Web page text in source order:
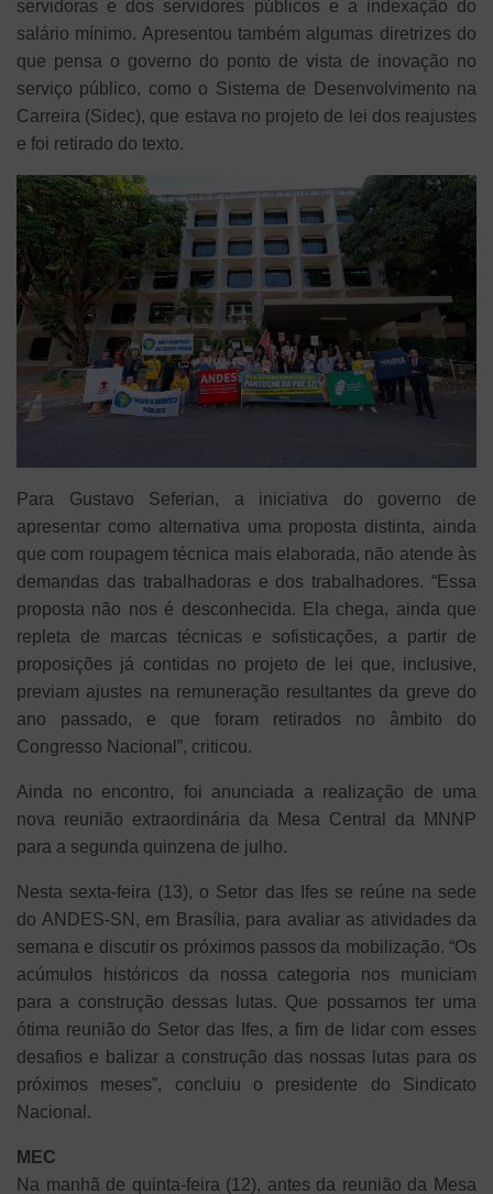
servidoras e dos servidores públicos e a indexação do
salário mínimo. Apresentou também algumas diretrizes do
que pensa o governo do ponto de vista de inovação no
serviço público, como o Sistema de Desenvolvimento na
Carreira (Sidec), que estava no projeto de lei dos reajustes
e foi retirado do texto.
Para Gustavo Seferian, a iniciativa do governo de
apresentar como alternativa uma proposta distinta, ainda
que com roupagem técnica mais elaborada, não atende às
demandas das trabalhadoras e dos trabalhadores. “Essa
proposta não nos é desconhecida. Ela chega, ainda que
repleta de marcas técnicas e sofisticações, a partir de
proposições já contidas no projeto de lei que, inclusive,
previam ajustes na remuneração resultantes da greve do
ano passado, e que foram retirados no âmbito do
Congresso Nacional”, criticou.
Ainda no encontro, foi anunciada a realização de uma
nova reunião extraordinária da Mesa Central da MNNP
para a segunda quinzena de julho.
Nesta sexta-feira (13), o Setor das Ifes se reúne na sede
do ANDES-SN, em Brasília, para avaliar as atividades da
semana e discutir os próximos passos da mobilização. “Os
acúmulos históricos da nossa categoria nos municiam
para a construção dessas lutas. Que possamos ter uma
ótima reunião do Setor das Ifes, a fim de lidar com esses
desafios e balizar a construção das nossas lutas para os
próximos meses”, concluiu o presidente do Sindicato
Nacional.
MEC
Na manhã de quinta-feira (12), antes da reunião da Mesa